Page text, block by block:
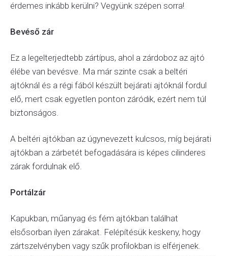
érdemes inkább kerülni? Vegyünk szépen sorra!
Bevéső zár
Ez a legelterjedtebb zártípus, ahol a zárdoboz az ajtó
élébe van bevésve. Ma már szinte csak a beltéri
ajtóknál és a régi fából készült bejárati ajtóknál fordul
elő, mert csak egyetlen ponton záródik, ezért nem túl
biztonságos.
A beltéri ajtókban az úgynevezett kulcsos, míg bejárati
ajtókban a zárbetét befogadására is képes cilinderes
zárak fordulnak elő.
Portálzár
Kapukban, műanyag és fém ajtókban találhat
elsősorban ilyen zárakat. Felépítésük keskeny, hogy
zártszelvényben vagy szűk profilokban is elférjenek.